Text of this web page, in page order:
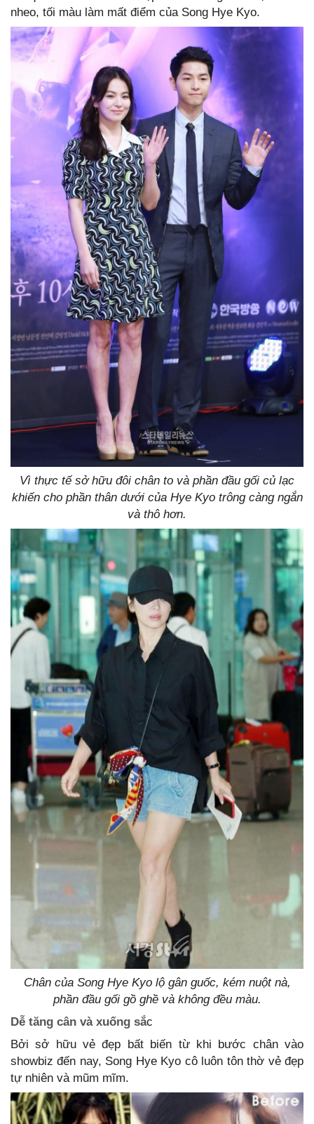
nheo, tối màu làm mất điểm của Song Hye Kyo.
Vì thực tế sở hữu đôi chân to và phần đầu gối củ lạc
khiến cho phần thân dưới của Hye Kyo trông càng ngắn
và thô hơn.
Chân của Song Hye Kyo lộ gân guốc, kém nuột nà,
phần đầu gối gồ ghề và không đều màu.
Dễ tăng cân và xuống sắc
Bởi sở hữu vẻ đẹp bất biến từ khi bước chân vào
showbiz đến nay, Song Hye Kyo cô luôn tôn thờ vẻ đẹp
tự nhiên và mũm mĩm.